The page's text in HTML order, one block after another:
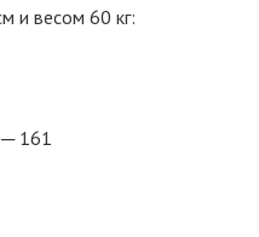
и весом 60 кг:
─ 161